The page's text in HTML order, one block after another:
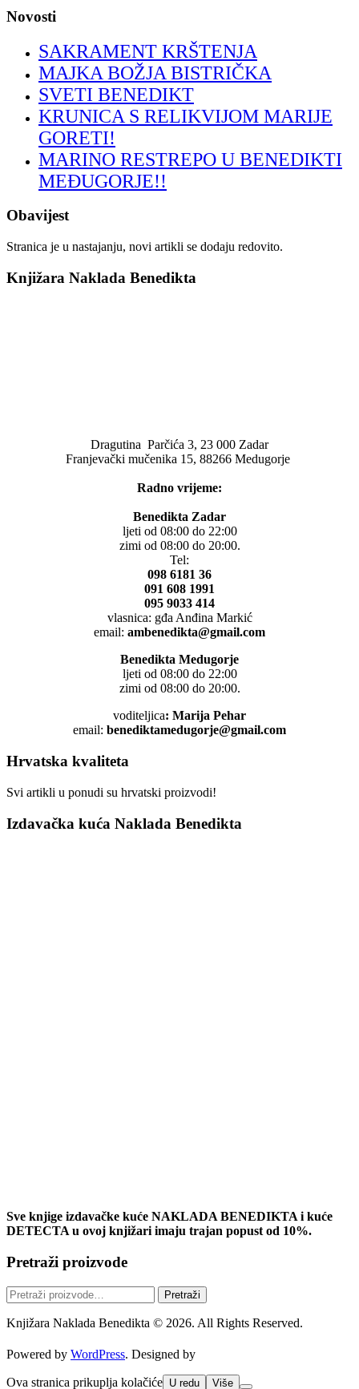
Novosti
SAKRAMENT KRŠTENJA
MAJKA BOŽJA BISTRIČKA
SVETI BENEDIKT
KRUNICA S RELIKVIJOM MARIJE
GORETI!
MARINO RESTREPO U BENEDIKTI
MEĐUGORJE!!
Obavijest
Stranica je u nastajanju, novi artikli se dodaju redovito.
Knjižara Naklada Benedikta
Dragutina Parčića 3, 23 000 Zadar
Franjevački mučenika 15, 88266 Medugorje
Radno vrijeme:
Benedikta Zadar
ljeti od 08:00 do 22:00
zimi od 08:00 do 20:00.
Tel:
098 6181 36
091 608 1991
095 9033 414
vlasnica: gđa Anđina Markić
email: ambenedikta@gmail.com
Benedikta Medugorje
ljeti od 08:00 do 22:00
zimi od 08:00 do 20:00.
voditeljica: Marija Pehar
email: benediktamedugorje@gmail.com
Hrvatska kvaliteta
Svi artikli u ponudi su hrvatski proizvodi!
Izdavačka kuća Naklada Benedikta
Sve knjige izdavačke kuće NAKLADA BENEDIKTA i kuće
DETECTA u ovoj knjižari imaju trajan popust od 10%.
Pretraži proizvode
Pretraži: Pretraži
Knjižara Naklada Benedikta © 2026. All Rights Reserved.
Powered by WordPress. Designed by
Ova stranica prikuplja kolačiće U redu Više